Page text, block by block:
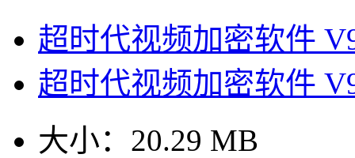
超时代视频加密软件
超时代视频加密软件
大小： 20.29 MB